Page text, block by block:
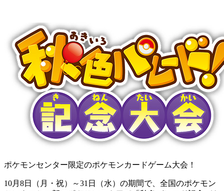
ポケモンセンター限定のポケモンカードゲーム大会！
10月8日（月・祝）～31日（水）の期間で、全国のポケモン